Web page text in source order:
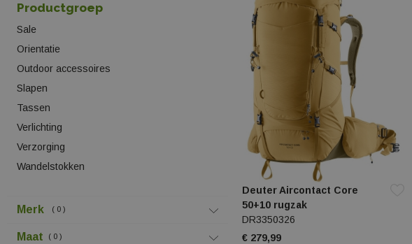
Productgroep
Sale
Orientatie
Outdoor accessoires
Slapen
Tassen
Verlichting
Verzorging
Wandelstokken
Merk 0
Maat 0
Deuter Aircontact Core
50+10 rugzak
DR3350326
€ 279,99